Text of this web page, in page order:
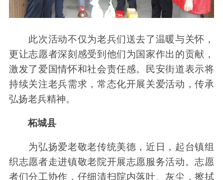
此次活动不仅为老兵们送去了温暖与关怀，
更让志愿者深刻感受到他们为国家作出的贡献，
激发了爱国情怀和社会责任感。民安街道表示将
持续关注老兵需求，常态化开展关爱活动，传承
弘扬老兵精神。
柘城县
为弘扬爱老敬老传统美德，近日，起台镇组
织志愿者走进镇敬老院开展志愿服务活动。志愿
者们分工协作，仔细清扫院内落叶、灰尘，擦拭